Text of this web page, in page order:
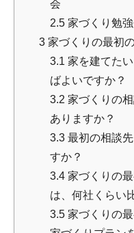
会
2.5 家づくり勉
3 家づくりの最初
3.1 家を建てた
ばよいですか？
3.2 家づくりの
ありますか？
3.3 最初の相談
すか？
3.4 家づくりの
は、何社くらい
3.5 家づくりの